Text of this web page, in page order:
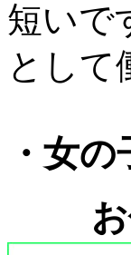
短いで
として
・女